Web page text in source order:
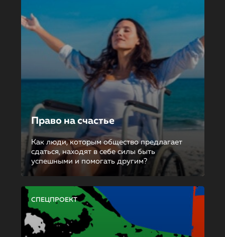
Право на счастье
Как люди, которым общество предлагает
сдаться, находят в себе силы быть
успешными и помогать другим?
СПЕЦПРОЕКТ